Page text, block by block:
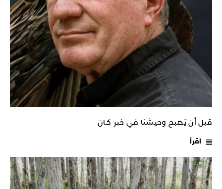
قبل أن يُصبح وحيشنا في خبر كـان
اقرأ